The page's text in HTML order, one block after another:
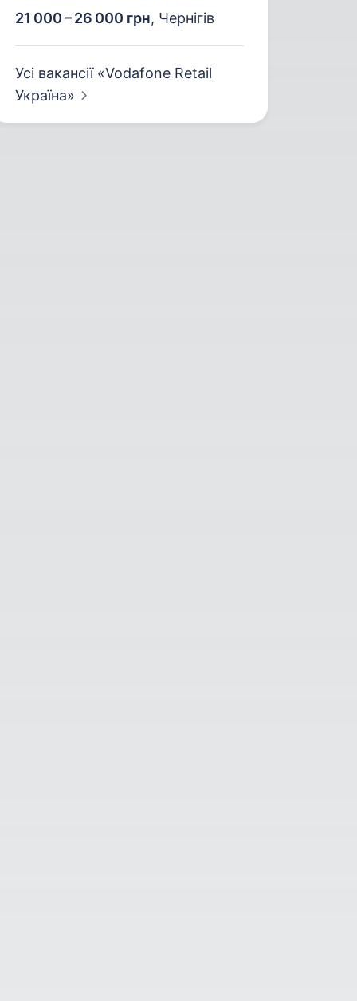
21 000 – 26 000 грн, Чернігів
Усі вакансії «Vodafone Retail
Україна»